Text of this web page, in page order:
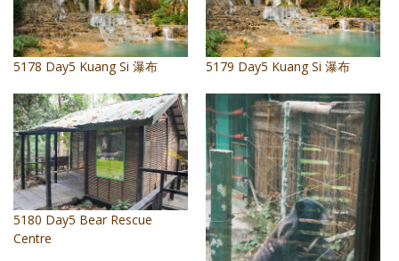
創意出版服務
歷史區
個人著作
活動實況記錄
媒體報導一覽
合作與代言
5178 Day5 Kuang Si 瀑布 5179 Day5 Kuang Si 瀑布
5180 Day5 Bear Rescue
Centre